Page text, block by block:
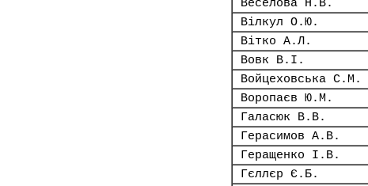
Веселова Н.В.
Вілкул О.Ю.
Вітко А.Л.
Вовк В.І.
Войцеховська С.М.
Воропаєв Ю.М.
Галасюк В.В.
Герасимов А.В.
Геращенко І.В.
Гєллєр Є.Б.